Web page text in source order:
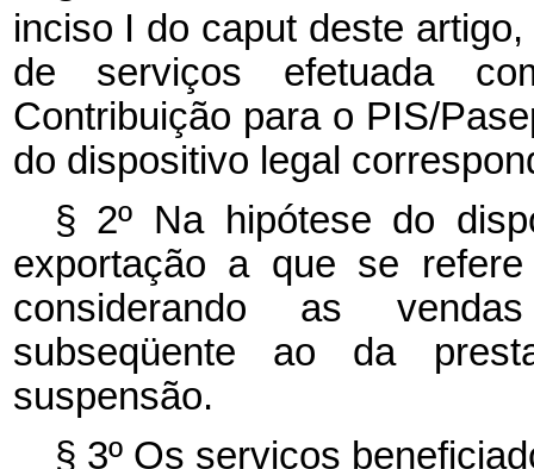
inciso I do caput deste
de serviços efetuada
Contribuição para o PIS/
do dispositivo legal
§ 2º Na hipótese do
exportação a que se
considerando as
subseqüente ao da
suspensão.
§ 3º Os serviços